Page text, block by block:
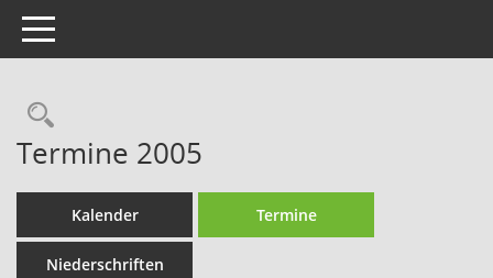
Toggle navigation
Rechercheauswahl
Termine 2005
Kalender Termine
Niederschriften